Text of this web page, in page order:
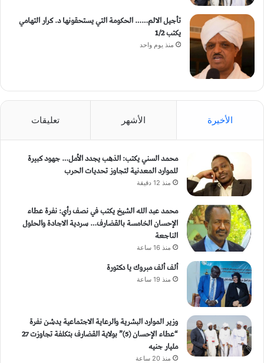
تأجيل الالم…… الحكومة التي يستحقونها د. كرار التهامي
يكتب 1/2
منذ يوم واحد
الأخيرة الأشهر تعليقات
محمد السني يكتب: الذهب يجدد الأمل… جهود كبيرة
للموارد المعدنية لتجاوز تحديات الحرب
منذ 12 دقيقة
محمد عبد الله الشيخ يكتب في نصف رأي: نفرة عطاء
الإحسان الخامسة بالقضارف… سردية الاجادة والحلول
الناجعة
منذ 16 ساعة
ألف ألف مبروك يا دكتورة
منذ 19 ساعة
وزير الموارد البشرية والرعاية الاجتماعية يدشن نفرة
“عطاء الإحسان (5)” بولاية القضارف بتكلفة تجاوزت 27
مليار جنيه
منذ 20 ساعة